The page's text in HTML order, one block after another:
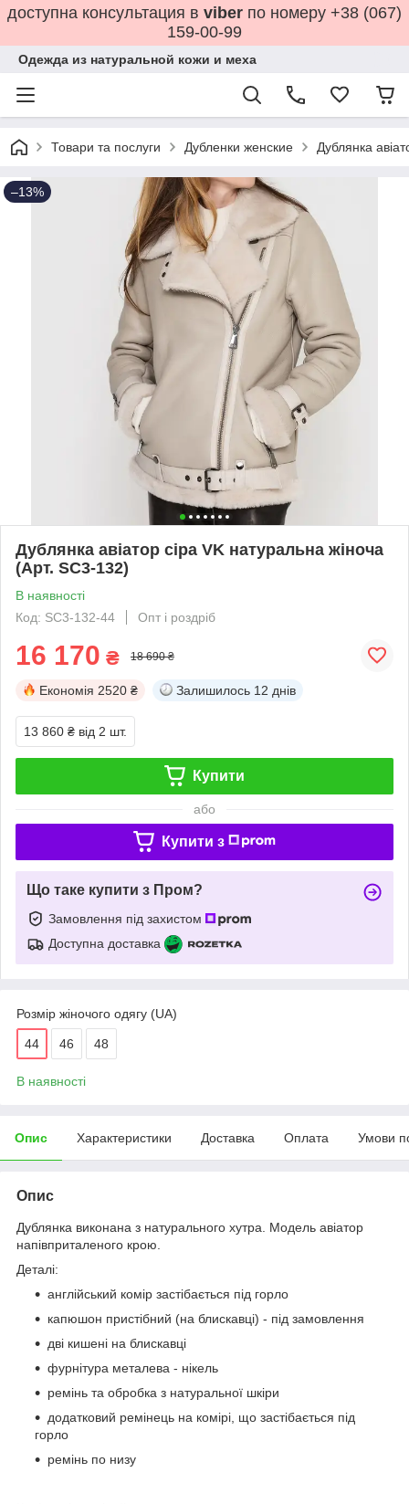
доступна консультация в viber по номеру +38 (067)
159-00-99
Одежда из натуральной кожи и меха
Товари та послуги Дубленки женские Дублянка
–13%
Дублянка авіатор сіра VK натуральна жіноча
(Арт. SC3-132)
В наявності
Код: SC3-132-44
Опт і роздріб
16 170 ₴ 18 690 ₴
Економія 2520 ₴ Залишилось 12 днів
13 860 ₴ від 2 шт.
Купити
або
Купити з
Що таке купити з Пром?
Замовлення під захистом
Доступна доставка
Розмір жіночого одягу (UA)
44 46 48
В наявності
Опис Характеристики Доставка Оплата Умови
Опис
Дублянка виконана з натурального хутра. Модель авіатор
напівприталеного крою.
Деталі:
англійський комір застібається під горло
капюшон пристібний (на блискавці) - під замовлення
дві кишені на блискавці
фурнітура металева - нікель
ремінь та обробка з натуральної шкіри
додатковий ремінець на комірі, що застібається під
горло
ремінь по низу